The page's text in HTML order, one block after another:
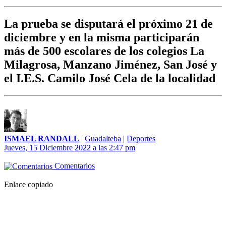
La prueba se disputará el próximo 21 de
diciembre y en la misma participarán
más de 500 escolares de los colegios La
Milagrosa, Manzano Jiménez, San José y
el I.E.S. Camilo José Cela de la localidad
ISMAEL RANDALL | Guadalteba | Deportes
Jueves, 15 Diciembre 2022 a las 2:47 pm
Comentarios
Enlace copiado